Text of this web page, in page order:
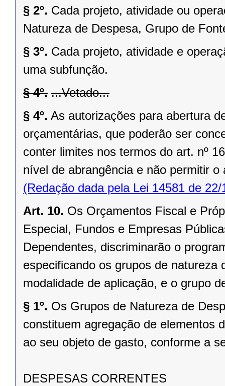
§ 2º. Cada projeto, atividade ou
Natureza de Despesa, Grupo de
§ 3º. Cada projeto, atividade e
uma subfunção.
§ 4º. ...Vetado...
§ 4º. As autorizações para abertura
orçamentárias, que poderão ser
conter limites nos termos do art. nº
nível de abrangência e não permitir
(Redação dada pela Lei 14581 de 22/
Art. 10. Os Orçamentos Fiscal e
Especial, Fundos e Empresas
Dependentes, discriminarão o
especificando os grupos de natureza
modalidade de aplicação, e o grupo
§ 1º. Os Grupos de Natureza de
constituem agregação de elementos
ao seu objeto de gasto, conforme a
DESPESAS CORRENTES